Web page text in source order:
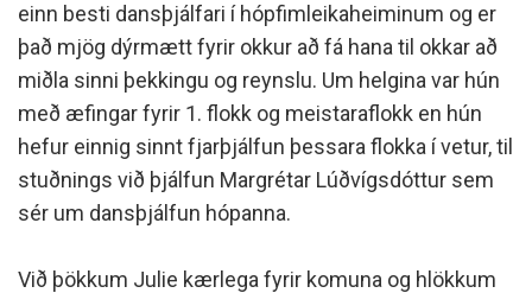
einn besti dansþjálfari í hópfimleikaheiminum og er
það mjög dýrmætt fyrir okkur að fá hana til okkar að
miðla sinni þekkingu og reynslu. Um helgina var hún
með æfingar fyrir 1. flokk og meistaraflokk en hún
hefur einnig sinnt fjarþjálfun þessara flokka í vetur, til
stuðnings við þjálfun Margrétar Lúðvígsdóttur sem
sér um dansþjálfun hópanna.
Við þökkum Julie kærlega fyrir komuna og hlökkum